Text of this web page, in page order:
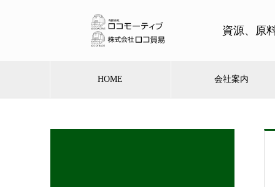
資源、原
HOME 会社案内